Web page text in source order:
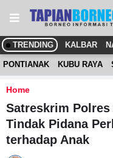
TRENDING KALBAR
PONTIANAK KUBU RAYA
Home
Satreskrim Polres
Tindak Pidana
terhadap Anak